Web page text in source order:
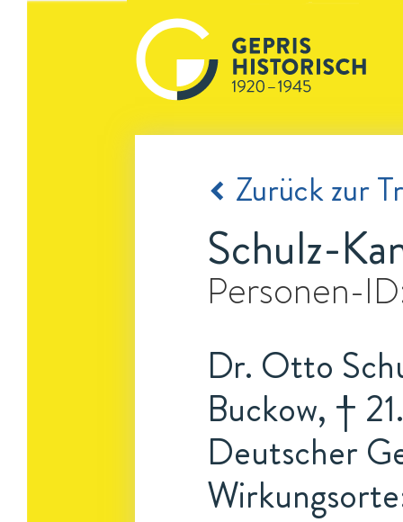
Zurück zur
Schulz-
Personen-
Dr. Otto
Buckow, †
Deutscher